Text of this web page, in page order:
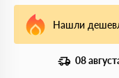
Нашли
08